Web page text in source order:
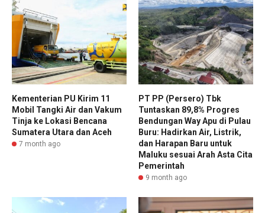
Kementerian PU Kirim 11
Mobil Tangki Air dan Vakum
Tinja ke Lokasi Bencana
Sumatera Utara dan Aceh
7 month ago
PT PP (Persero) Tbk
Tuntaskan 89,8% Progres
Bendungan Way Apu di Pulau
Buru: Hadirkan Air, Listrik,
dan Harapan Baru untuk
Maluku sesuai Arah Asta Cita
Pemerintah
9 month ago